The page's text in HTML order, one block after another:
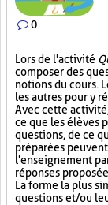
0
Lors de l'activité
composer des
notions du cours.
les autres pour y
Avec cette
ce que les élèves
questions, de ce
préparées
l'enseignement
réponses
La forme la plus
questions et/ou